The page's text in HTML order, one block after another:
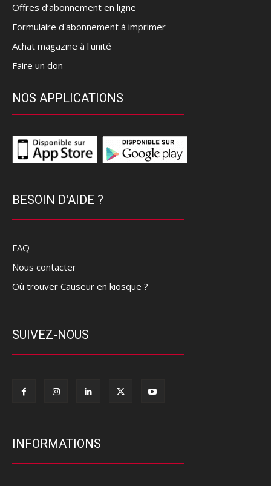
Offres d’abonnement en ligne
Formulaire d'abonnement à imprimer
Achat magazine à l'unité
Faire un don
NOS APPLICATIONS
BESOIN D'AIDE ?
FAQ
Nous contacter
Où trouver Causeur en kiosque ?
SUIVEZ-NOUS
INFORMATIONS